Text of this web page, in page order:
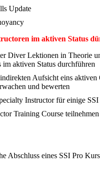
Update
im aktiven Status
Diver Lektionen in Theorie
im aktiven Status durchführen
Aufsicht eins aktiven
und bewerten
Instructor für einige
Training Course teilnehmen
Abschluss eines SSI Pro